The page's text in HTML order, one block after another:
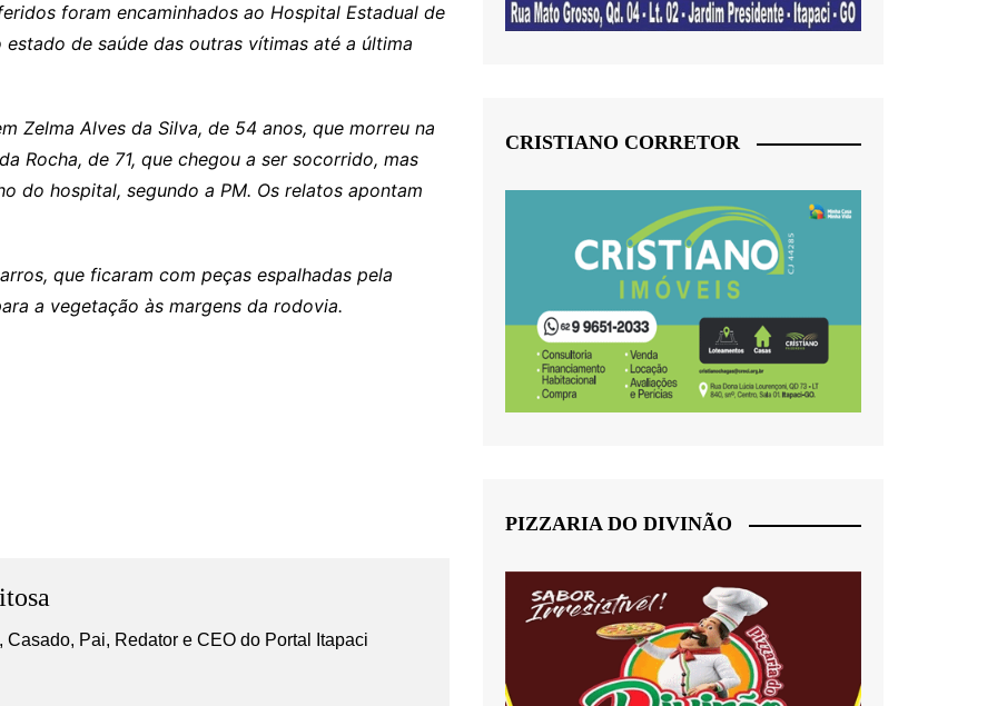
foram encaminhados ao Hospital Estadual de
de saúde das outras vítimas até a última
Zelma Alves da Silva, de 54 anos, que morreu na
Rocha, de 71, que chegou a ser socorrido, mas
do hospital, segundo a PM. Os relatos apontam
que ficaram com peças espalhadas pela
a vegetação às margens da rodovia.
Casado, Pai, Redator e CEO do Portal Itapaci
CRISTIANO CORRETOR
PIZZARIA DO DIVINÃO